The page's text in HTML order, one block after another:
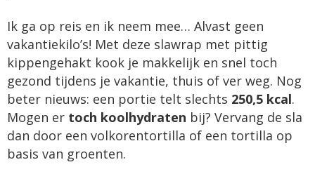
Ik ga op reis en ik neem mee… Alvast geen
vakantiekilo’s! Met deze slawrap met pittig
kippengehakt kook je makkelijk en snel toch
gezond tijdens je vakantie, thuis of ver weg. Nog
beter nieuws: een portie telt slechts 250,5 kcal.
Mogen er toch koolhydraten bij? Vervang de sla
dan door een volkorentortilla of een tortilla op
basis van groenten.